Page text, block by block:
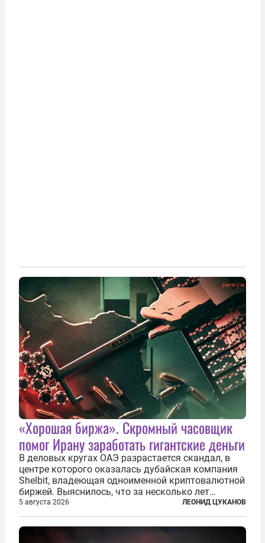
«Хорошая биржа». Скромный часовщик
помог Ирану заработать гигантские деньги
В деловых кругах ОАЭ разрастается скандал, в
центре которого оказалась дубайская компания
Shelbit, владеющая одноименной криптовалютной
биржей. Выяснилось, что за несколько лет
существования через Shelbit прошло не менее 4
млрд долларов в криптовалюте, принадлежащих
иранским чиновникам и силовикам...
5 августа 2026 ЛЕОНИД ЦУКАНОВ